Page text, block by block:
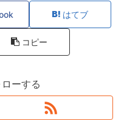
はてブ
コピー
ーする